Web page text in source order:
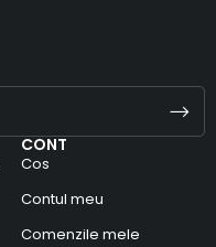
CONT
Cos
Contul meu
Comenzile mele